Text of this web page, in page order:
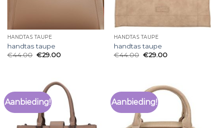
HANDTAS TAUPE
handtas taupe
€44.00 €29.00
HANDTAS TAUPE
handtas taupe
€44.00 €29.00
Aanbieding! Aanbieding!